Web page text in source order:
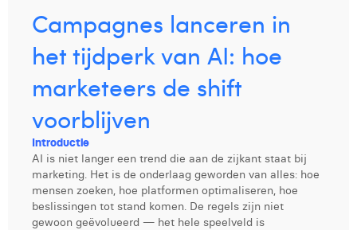
Victor Hayot
William Rezette
Yaël Vanhoe
Campagnes lanceren in
het tijdperk van AI: hoe
marketeers de shift
voorblijven
Introductie
AI is niet langer een trend die aan de zijkant staat bij
marketing. Het is de onderlaag geworden van alles: hoe
mensen zoeken, hoe platformen optimaliseren, hoe
beslissingen tot stand komen. De regels zijn niet
gewoon geëvolueerd — het hele speelveld is